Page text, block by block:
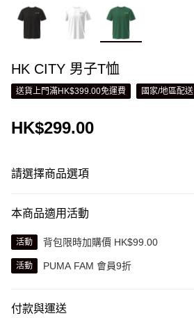
HK CITY 男子T恤
送貨上門滿HK$399.00免運費 國家/地區配送
HK$299.00
請選擇商品選項
本商品適用活動
活動 背包限時加購價 HK$99.00
活動 PUMA FAM 會員9折
付款與運送